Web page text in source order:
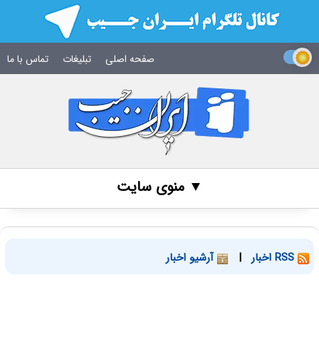
صفحه اصلی تبلیغات تماس با ما
▼ منوی سایت
| آرشیو اخبار